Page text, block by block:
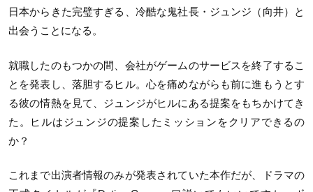
日本からきた完璧すぎる、冷酷な鬼社長・ジュンジ（向井）と
出会うことになる。
就職したのもつかの間、会社がゲームのサービスを終了するこ
とを発表し、落胆するヒル。心を痛めながらも前に進もうとす
る彼の情熱を見て、ジュンジがヒルにある提案をもちかけてき
た。ヒルはジュンジの提案したミッションをクリアできるの
か？
これまで出演者情報のみが発表されていた本作だが、ドラマの